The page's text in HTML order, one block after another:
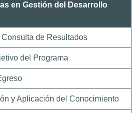
en Gestión del Desarrollo
de Resultados
del Programa
y Aplicación del Conocimiento